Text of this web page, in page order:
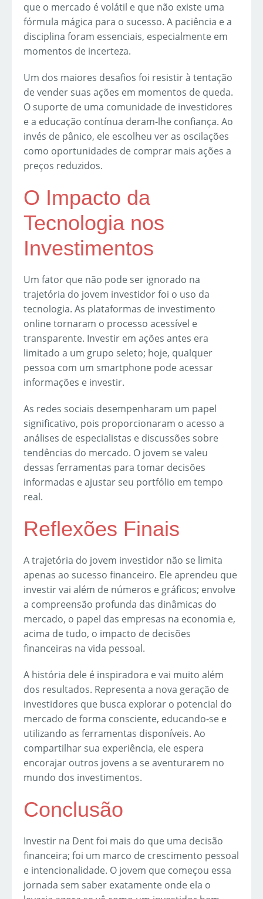
que o mercado é volátil e que não existe uma
fórmula mágica para o sucesso. A paciência e a
disciplina foram essenciais, especialmente em
momentos de incerteza.
Um dos maiores desafios foi resistir à tentação
de vender suas ações em momentos de queda.
O suporte de uma comunidade de investidores
e a educação contínua deram-lhe confiança. Ao
invés de pânico, ele escolheu ver as oscilações
como oportunidades de comprar mais ações a
preços reduzidos.
O Impacto da
Tecnologia nos
Investimentos
Um fator que não pode ser ignorado na
trajetória do jovem investidor foi o uso da
tecnologia. As plataformas de investimento
online tornaram o processo acessível e
transparente. Investir em ações antes era
limitado a um grupo seleto; hoje, qualquer
pessoa com um smartphone pode acessar
informações e investir.
As redes sociais desempenharam um papel
significativo, pois proporcionaram o acesso a
análises de especialistas e discussões sobre
tendências do mercado. O jovem se valeu
dessas ferramentas para tomar decisões
informadas e ajustar seu portfólio em tempo
real.
Reflexões Finais
A trajetória do jovem investidor não se limita
apenas ao sucesso financeiro. Ele aprendeu que
investir vai além de números e gráficos; envolve
a compreensão profunda das dinâmicas do
mercado, o papel das empresas na economia e,
acima de tudo, o impacto de decisões
financeiras na vida pessoal.
A história dele é inspiradora e vai muito além
dos resultados. Representa a nova geração de
investidores que busca explorar o potencial do
mercado de forma consciente, educando-se e
utilizando as ferramentas disponíveis. Ao
compartilhar sua experiência, ele espera
encorajar outros jovens a se aventurarem no
mundo dos investimentos.
Conclusão
Investir na Dent foi mais do que uma decisão
financeira; foi um marco de crescimento pessoal
e intencionalidade. O jovem que começou essa
jornada sem saber exatamente onde ela o